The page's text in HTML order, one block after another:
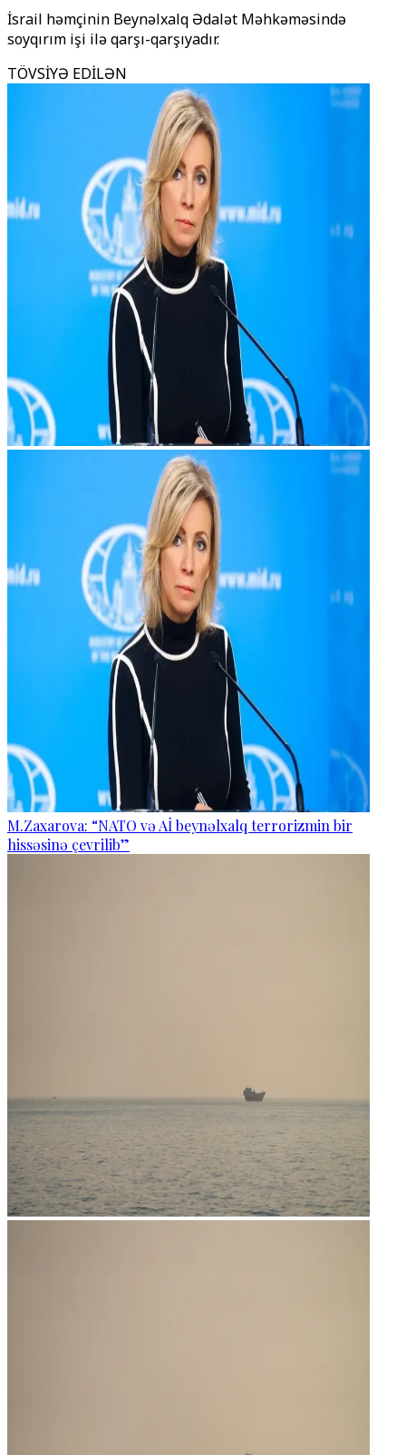
İsrail həmçinin Beynəlxalq Ədalət Məhkəməsində
soyqırım işi ilə qarşı-qarşıyadır.
TÖVSİYƏ EDİLƏN
M.Zaxarova: “NATO və Aİ beynəlxalq terrorizmin bir
hissəsinə çevrilib”